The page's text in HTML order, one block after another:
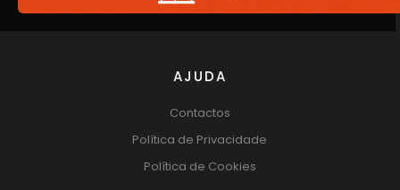
AJUDA
Contactos
Política de Privacidade
Política de Cookies